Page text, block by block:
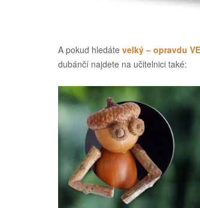
A pokud hledáte velký – opravdu
dubánčí najdete na učitelnici také: